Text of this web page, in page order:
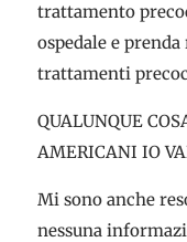
trattamento
ospedale e
trattamenti
QUALUNQUE
AMERICANI IO
Mi sono anche
nessuna